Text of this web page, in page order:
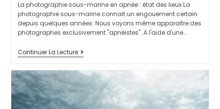
La photographie sous-marine en apnée : état des lieux La
photographie sous-marine connait un engouement certain
depuis quelques années. Nous voyons même apparaître des
photographes exclusivement "apnéistes". A l'aide d'une…
Continuer La Lecture